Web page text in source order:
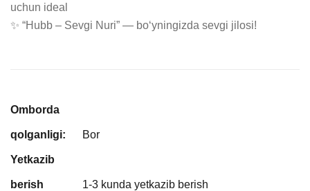
uchun ideal
✨ “Hubb – Sevgi Nuri” — bo‘yningizda sevgi jilosi!
Omborda
qolganligi: Bor
Yetkazib
berish
1-3 kunda yetkazib berish